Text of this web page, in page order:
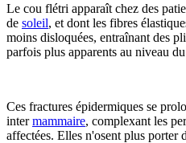
Le cou flétri apparaît chez des
de soleil, et dont les fibres
moins disloquées, entraînant des
parfois plus apparents au niveau
Ces fractures épidermiques se
intermammaire, complexant les
affectées. Elles n'osent plus porter